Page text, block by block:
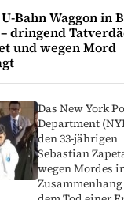
Bahn Waggon in
dringend
und wegen Mord
Das New York
Department
den 33-jährigen
Sebastian
wegen Mordes